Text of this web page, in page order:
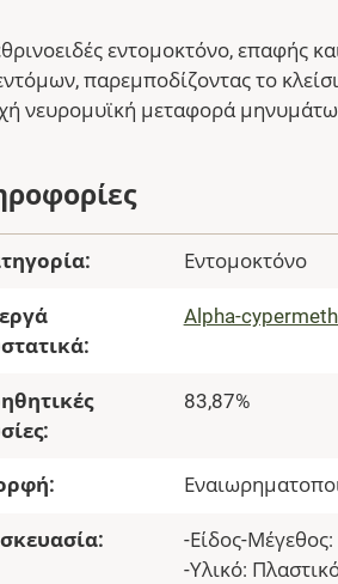
εντομοκτόνο, επαφής
παρεμποδίζοντας το
νευρομυϊκή μεταφορά
Εντομοκτόνο
Alpha-
83,87%
-Είδος-
-Υλικό: